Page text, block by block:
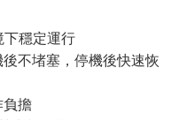
下穩定運行
不堵塞，停機後快速恢
負擔